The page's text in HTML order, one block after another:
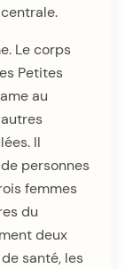
Le corps
Petites
au
Il
personnes
femmes
du
deux
santé, les